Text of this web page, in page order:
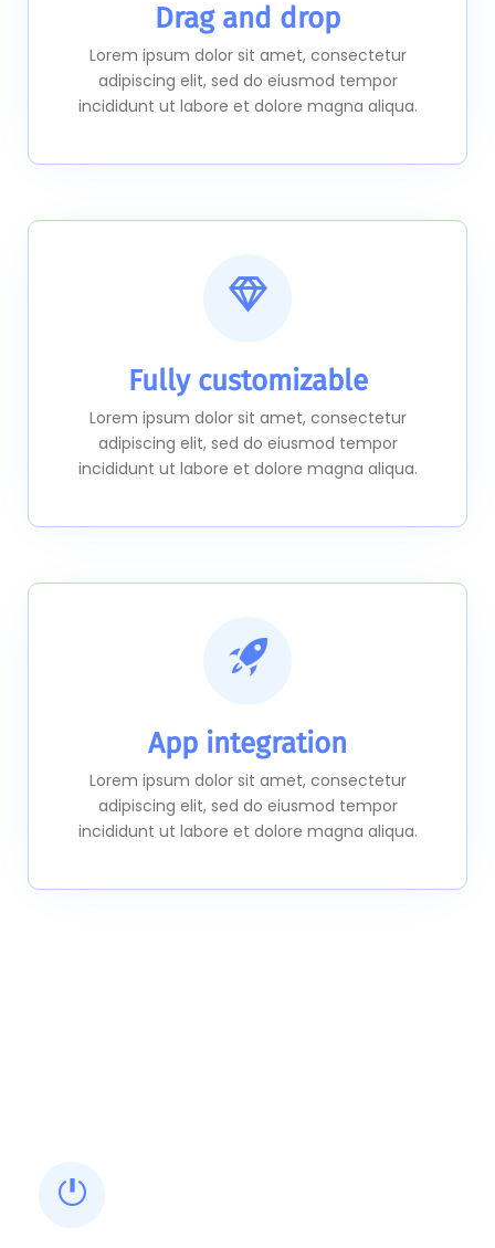
Drag and drop
Lorem ipsum dolor sit amet, consectetur
adipiscing elit, sed do eiusmod tempor
incididunt ut labore et dolore magna aliqua.
Fully customizable
Lorem ipsum dolor sit amet, consectetur
adipiscing elit, sed do eiusmod tempor
incididunt ut labore et dolore magna aliqua.
App integration
Lorem ipsum dolor sit amet, consectetur
adipiscing elit, sed do eiusmod tempor
incididunt ut labore et dolore magna aliqua.